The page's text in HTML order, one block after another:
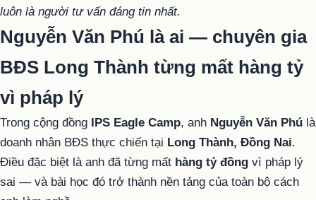
luôn là người tư vấn đáng tin nhất.
Nguyễn Văn Phú là ai — chuyên gia
BĐS Long Thành từng mất hàng tỷ
vì pháp lý
Trong cộng đồng IPS Eagle Camp, anh Nguyễn Văn Phú là
doanh nhân BĐS thực chiến tại Long Thành, Đồng Nai.
Điều đặc biệt là anh đã từng mất hàng tỷ đồng vì pháp lý
sai — và bài học đó trở thành nền tảng của toàn bộ cách